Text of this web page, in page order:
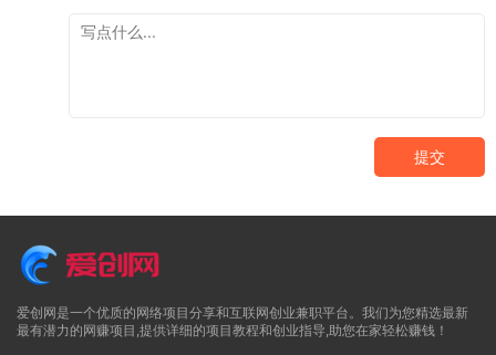
提交
爱创网是一个优质的网络项目分享和互联网创业兼职平台。我们为您精选最新
最有潜力的网赚项目,提供详细的项目教程和创业指导,助您在家轻松赚钱！